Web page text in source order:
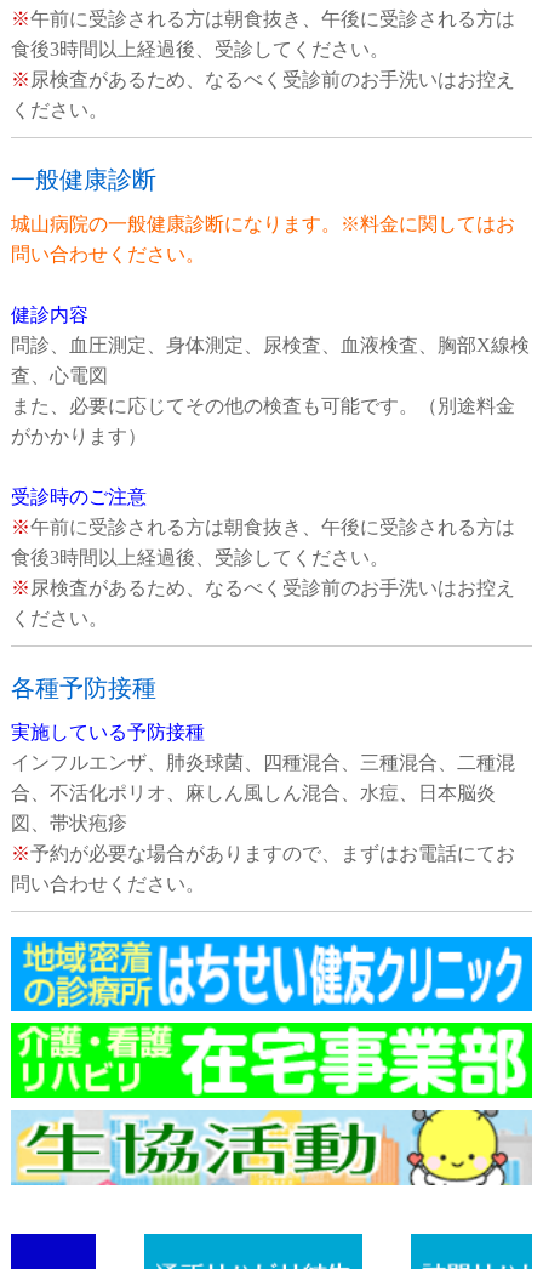
※午前に受診される方は朝食抜き、午後に受診される方は
食後3時間以上経過後、受診してください。
※ 尿検査があるため、なるべく受診前のお手洗いはお控え
ください。
一般健康診断
城山病院の一般健康診断になります。※料金に関してはお
問い合わせください。
健診内容
問診、血圧測定、身体測定、尿検査、血液検査、胸部X線検
査、心電図
また、必要に応じてその他の検査も可能です。（別途料金
がかかります）
受診時のご注意
※午前に受診される方は朝食抜き、午後に受診される方は
食後3時間以上経過後、受診してください。
※ 尿検査があるため、なるべく受診前のお手洗いはお控え
ください。
各種予防接種
実施している予防接種
インフルエンザ、肺炎球菌、四種混合、三種混合、二種混
合、不活化ポリオ、麻しん風しん混合、水痘、日本脳炎
図、帯状疱疹
※予約が必要な場合がありますので、まずはお電話にてお
問い合わせください。